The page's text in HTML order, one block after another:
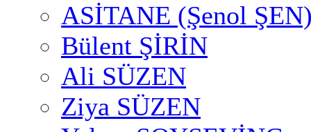
ASİTANE (Şenol
Bülent ŞİRİN
Ali SÜZEN
Ziya SÜZEN